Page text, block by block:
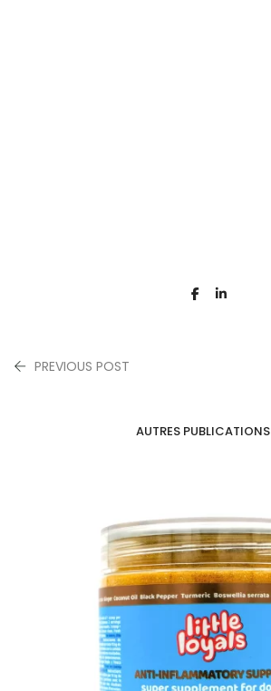
PREVIOUS POST
AUTRES PUBLICATIONS